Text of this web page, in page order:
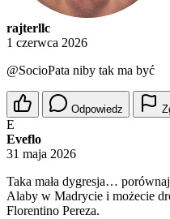
rajterllc
1 czerwca 2026
@SocioPata niby tak ma być
Odpowiedz
E
Eveflo
31 maja 2026
Taka mała dygresja…
Alaby w Madrycie i możecie
Florentino Pereza.